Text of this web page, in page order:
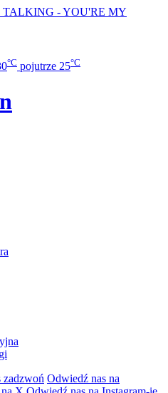
TALKING - YOU'RE MY
°C pojutrze 25°C
zadzwoń Odwiedź nas na